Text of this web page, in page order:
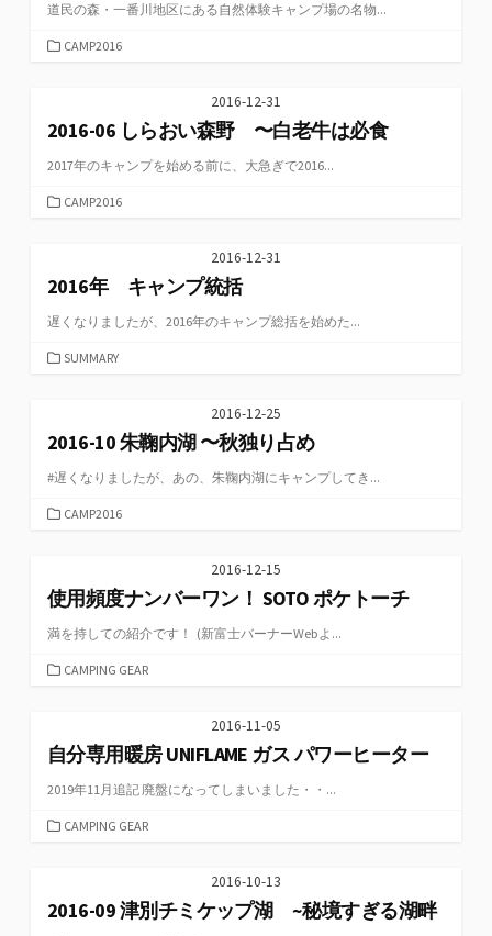
道民の森・一番川地区にある自然体験キャンプ場の名物...
カ
ー
CAMP2016
2016-12-31
2016-06 しらおい森野 〜白老牛は必食
2017年のキャンプを始める前に、大急ぎで2016...
カ
ー
CAMP2016
2016-12-31
2016年 キャンプ統括
遅くなりましたが、2016年のキャンプ総括を始めた...
カ
ー
SUMMARY
2016-12-25
2016-10 朱鞠内湖 〜秋独り占め
#遅くなりましたが、あの、朱鞠内湖にキャンプしてき...
カ
ー
CAMP2016
2016-12-15
使用頻度ナンバーワン！ SOTO ポケトーチ
満を持しての紹介です！ (新富士バーナーWebよ...
カ
ー
CAMPING GEAR
2016-11-05
自分専用暖房 UNIFLAME ガス パワーヒーター
2019年11月追記 廃盤になってしまいました・・...
カ
ー
CAMPING GEAR
2016-10-13
2016-09 津別チミケップ湖 ~秘境すぎる湖畔